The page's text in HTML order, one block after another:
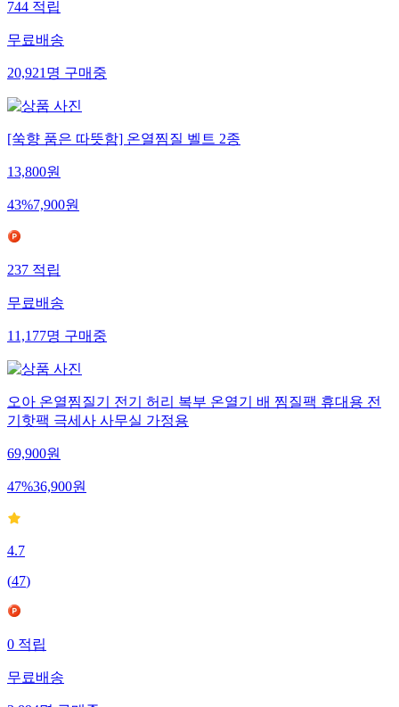
744적립
무료배송
20,921명구매중
[쑥향 품은 따뜻함] 온열찜질 벨트 2종
13,800원
43%7,900원
237적립
무료배송
11,177명구매중
오아 온열찜질기 전기 허리 복부 온열기 배 찜질팩 휴대용 전
기핫팩 극세사 사무실 가정용
69,900원
47%36,900원
4.7
(47)
0적립
무료배송